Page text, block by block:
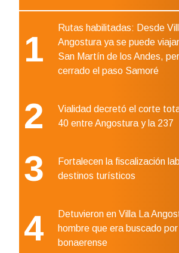
1
Rutas habilitadas: Desde
Angostura ya se puede
San Martín de los Andes,
cerrado el paso Samoré
2
Vialidad decretó el corte
40 entre Angostura y la 237
3
Fortalecen la fiscalización
destinos turísticos
4
Detuvieron en Villa La
hombre que era buscado
bonaerense